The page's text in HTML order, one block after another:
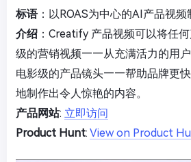
标语：以ROAS为中心的AI产品视频
介绍 ：Creatify 产品视频可以将任
级的营销视频——从充满活力的用户
电影级的产品镜头——帮助品牌更
地制作出令人惊艳的内容。
产品网站: 立即访问
Product Hunt: View on Product